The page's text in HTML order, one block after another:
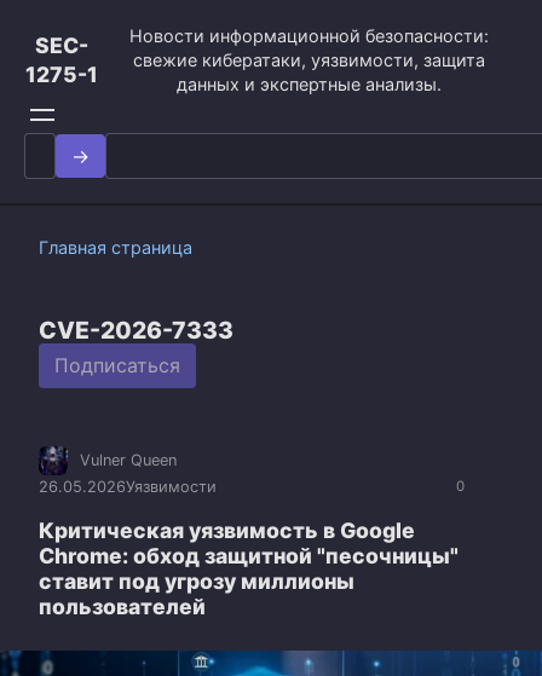
контенту
SEC-
1275-1
Новости информационной безопасности:
свежие кибератаки, уязвимости, защита
данных и экспертные анализы.
Search
for:
Главная страница
CVE-2026-7333
Подписаться
0
Vulner Queen
26.05.2026Уязвимости
Критическая уязвимость в Google
Chrome: обход защитной "песочницы"
ставит под угрозу миллионы
пользователей